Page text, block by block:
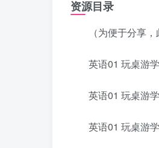
资源目录
（为便于分享
英语01 玩桌游
英语01 玩桌游
英语01 玩桌游